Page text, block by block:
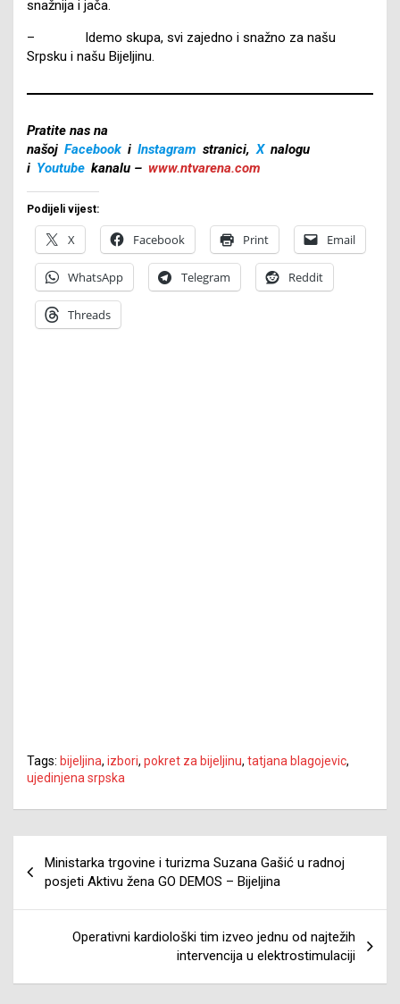
snažnija i jača.
– Idemo skupa, svi zajedno i snažno za našu
Srpsku i našu Bijeljinu.
Pratite nas na
našoj Facebook i Instagram stranici, X nalogu
i Youtube kanalu – www.ntvarena.com
Podijeli vijest:
X Facebook Print Email
WhatsApp Telegram Reddit
Threads
Tags: bijeljina, izbori, pokret za bijeljinu, tatjana blagojevic,
ujedinjena srpska
članaka
Ministarka trgovine i turizma Suzana Gašić u radnoj
posjeti Aktivu žena GO DEMOS – Bijeljina
Operativni kardiološki tim izveo jednu od najtežih
intervencija u elektrostimulaciji